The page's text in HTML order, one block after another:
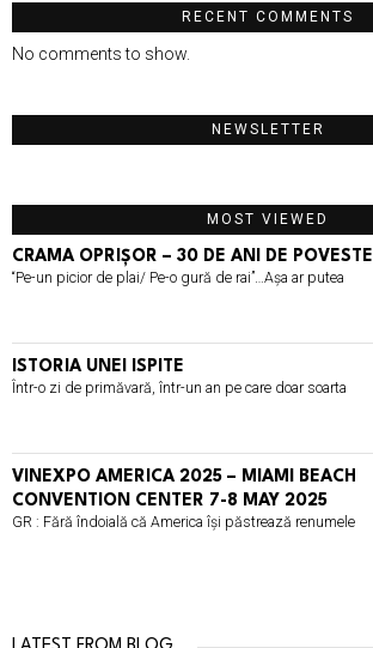
RECENT COMMENTS
No comments to show.
NEWSLETTER
MOST VIEWED
CRAMA OPRIȘOR – 30 DE ANI DE POVESTE
“Pe-un picior de plai/ Pe-o gură de rai”…Așa ar putea
ISTORIA UNEI ISPITE
Într-o zi de primăvară, într-un an pe care doar soarta
VINEXPO AMERICA 2025 – MIAMI BEACH
CONVENTION CENTER 7-8 MAY 2025
GR : Fără îndoială că America își păstrează renumele